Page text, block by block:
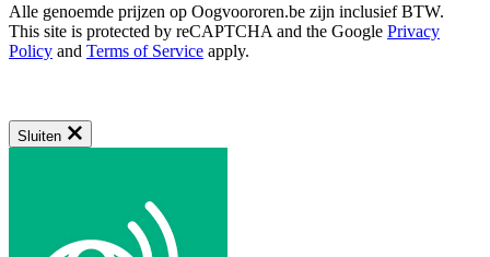
Alle genoemde prijzen op Oogvoororen.be zijn inclusief BTW.
This site is protected by reCAPTCHA and the Google Privacy
Policy and Terms of Service apply.
Sluiten